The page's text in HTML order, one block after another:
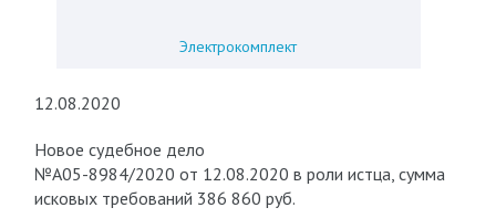
Электрокомплект
12.08.2020
Новое судебное дело
№А05-8984/2020 от 12.08.2020 в роли истца, сумма
исковых требований 386 860 руб.